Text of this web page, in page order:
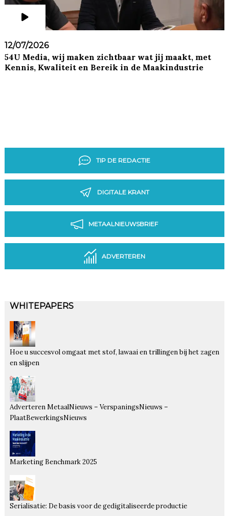
12/07/2026
54U Media, wij maken zichtbaar wat jij maakt, met
Kennis, Kwaliteit en Bereik in de Maakindustrie
TIP DE REDACTIE
DIGITALE KRANT
METAALNIEUWSBRIEF
ADVERTEREN
WHITEPAPERS
Hoe u succesvol omgaat met stof, lawaai en trillingen bij het zagen
en slijpen
Adverteren MetaalNieuws – VerspaningsNieuws –
PlaatBewerkingsNieuws
Marketing Benchmark 2025
Serialisatie: De basis voor de gedigitaliseerde productie